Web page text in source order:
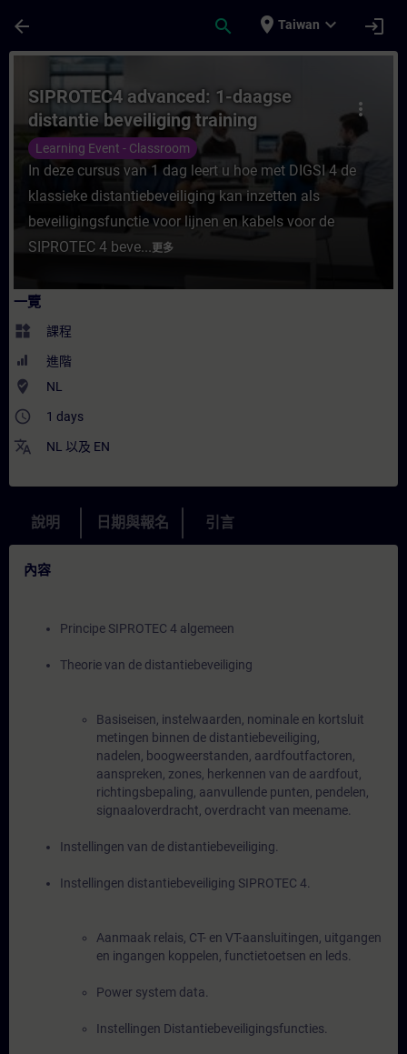
arrow_back search place Taiwan expand_more login
課程 - SIPROTEC4 advanced: 1-daagse
more_vert
SIPROTEC4 advanced: 1-daagse
distantie beveiliging training
Learning Event - Classroom
In deze cursus van 1 dag leert u hoe met DIGSI 4 de
klassieke distantiebeveiliging kan inzetten als
beveiligingsfunctie voor lijnen en kabels voor de
SIPROTEC 4 beve...更多
一覽
widgets 課程
進階
where_to_vote NL
access_time 1 days
translate NL 以及 EN
說明 日期與報名 引言
內容
Principe SIPROTEC 4 algemeen
Theorie van de distantiebeveiliging
Basiseisen, instelwaarden, nominale en kortsluit
metingen binnen de distantiebeveiliging,
nadelen, boogweerstanden, aardfoutfactoren,
aanspreken, zones, herkennen van de aardfout,
richtingsbepaling, aanvullende punten, pendelen,
signaaloverdracht, overdracht van meename.
Instellingen van de distantiebeveiliging.
Instellingen distantiebeveiliging SIPROTEC 4.
Aanmaak relais, CT- en VT-aansluitingen, uitgangen
en ingangen koppelen, functietoetsen en leds.
Power system data.
Instellingen Distantiebeveiligingsfuncties.